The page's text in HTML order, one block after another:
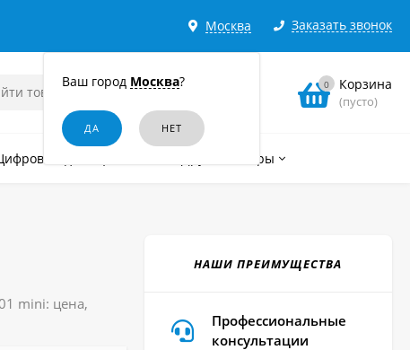
Москва
Ваш город Москва?
Заказать звонок
0 Корзина
(пусто)
диктофоны Другие товары
mini: цена,
НАШИ ПРЕИМУЩЕСТВА
Профессиональные
консультации